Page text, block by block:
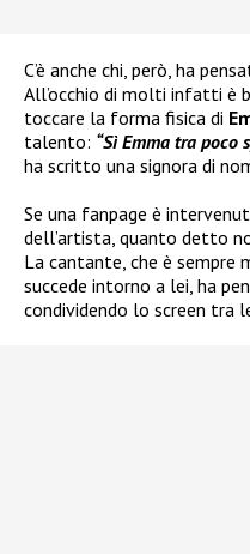
C’è anche chi, però, ha
All’occhio di molti infatti è
toccare la forma fisica di
talento: “Sì Emma tra poco
ha scritto una signora di
Se una fanpage è
dell’artista, quanto detto
La cantante, che è
succede intorno a lei, ha
condividendo lo screen tra